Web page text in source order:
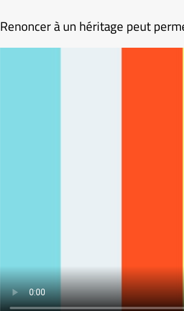
Renoncer à un héritage peut